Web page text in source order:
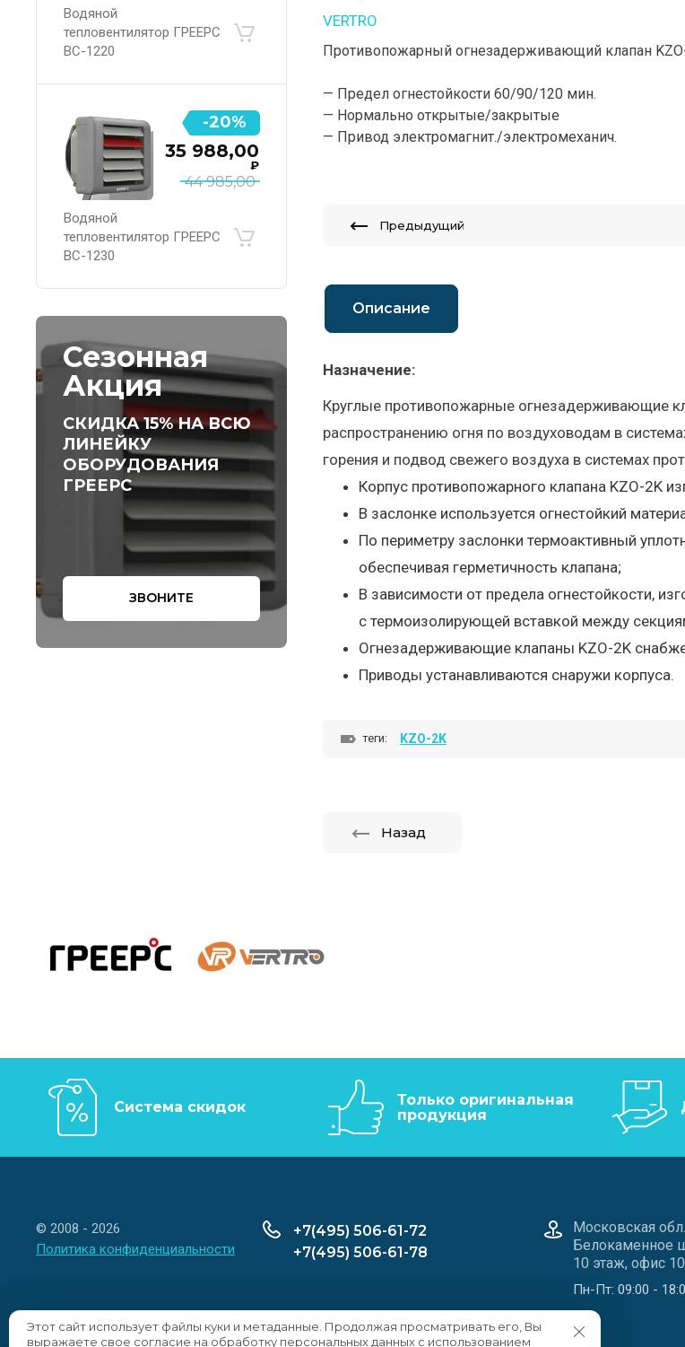
Водяной
тепловентилятор ГРЕЕРС
ВС-1220
44 985,00
35 988,00
₽
Водяной
тепловентилятор ГРЕЕРС
ВС-1230
-20%
Сезонная
Акция
СКИДКА 15% НА ВСЮ
ЛИНЕЙКУ
ОБОРУДОВАНИЯ
ГРЕЕРС
ЗВОНИТЕ
VERTRO
Противопожарный огнезадерживающий клапан
— Предел огнестойкости 60/90/120 мин.
— Нормально открытые/закрытые
— Привод электромагнит./электромеханич.
Предыдущий
Описание
Назначение:
Круглые противопожарные огнезадерживающие
распространению огня по воздуховодам в
горения и подвод свежего воздуха в системах
Корпус противопожарного клапана KZO-2K
В заслонке используется огнестойкий
По периметру заслонки термоактивный
обеспечивая герметичность клапана;
В зависимости от предела огнестойкости,
с термоизолирующей вставкой между
Огнезадерживающие клапаны KZO-2K
Приводы устанавливаются снаружи корпуса.
теги: KZO-2K
Назад
Система скидок
Только оригинальная
продукция
© 2008 - 2026
Политика конфиденциальности
+7(495) 506-61-72
+7(495) 506-61-78
Московская
Белокаменное
10 этаж, офис
Пн-Пт: 09:00 -
Этот сайт использует файлы куки и метаданные. Продолжая просматривать его, Вы
выражаете свое согласие на обработку персональных данных с использованием